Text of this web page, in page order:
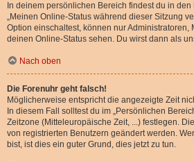
In deinem persönlichen Bereich findest du in
„Meinen Online-Status während dieser Sitzung
Option einschaltest, können nur Administratoren,
deinen Online-Status sehen. Du wirst dann als
Nach oben
Die Forenuhr geht falsch!
Möglicherweise entspricht die angezeigte Zeit
In diesem Fall solltest du im „Persönlichen
Zeitzone (Mitteleuropäische Zeit, ...) festlegen.
von registrierten Benutzern geändert werden.
bist, ist dies ein guter Grund, dies jetzt zu tun.